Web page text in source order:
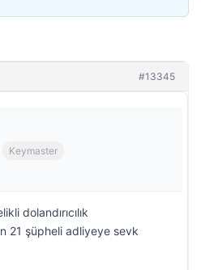
#13345
Keymaster
dolandırıcılık
21 şüpheli adliyeye sevk